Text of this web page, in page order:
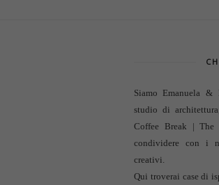
Siamo Emanuela
studio di architettura
Coffee Break |
condividere con i
creativi.
Qui troverai case di